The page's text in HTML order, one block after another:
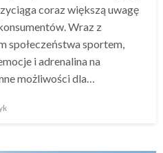
coraz większą uwagę
Wraz z
społeczeństwa sportem,
i adrenalina na
możliwości dla…